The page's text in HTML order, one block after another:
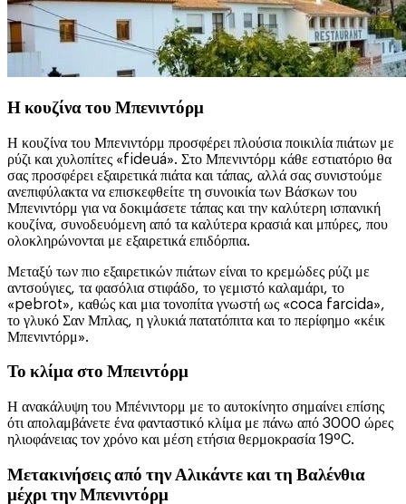
Η κουζίνα του Μπενιντόρμ
Η κουζίνα του Μπενιντόρμ προσφέρει πλούσια ποικιλία πιάτων με
ρύζι και χυλοπίτες «fideuá». Στο Μπενιντόρμ κάθε εστιατόριο θα
σας προσφέρει εξαιρετικά πιάτα και τάπας, αλλά σας συνιστούμε
ανεπιφύλακτα να επισκεφθείτε τη συνοικία των Βάσκων του
Μπενιντόρμ για να δοκιμάσετε τάπας και την καλύτερη ισπανική
κουζίνα, συνοδευόμενη από τα καλύτερα κρασιά και μπύρες, που
ολοκληρώνονται με εξαιρετικά επιδόρπια.
Μεταξύ των πιο εξαιρετικών πιάτων είναι το κρεμώδες ρύζι με
αντσούγιες, τα φασόλια στιφάδο, το γεμιστό καλαμάρι, το
«pebrot», καθώς και μια τονοπίτα γνωστή ως «coca farcida»,
το γλυκό Σαν Μπλας, η γλυκιά πατατόπιτα και το περίφημο «κέικ
Μπενιντόρμ».
Το κλίμα στο Μπειντόρμ
Η ανακάλυψη του Μπένιντορμ με το αυτοκίνητο σημαίνει επίσης
ότι απολαμβάνετε ένα φανταστικό κλίμα με πάνω από 3000 ώρες
ηλιοφάνειας τον χρόνο και μέση ετήσια θερμοκρασία 19ºC.
Μετακινήσεις από την Αλικάντε και τη Βαλένθια
μέχρι την Μπενιντόρμ